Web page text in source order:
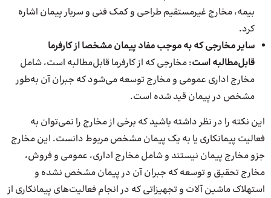
بیمه، مخارج غیرمستقیم طراحی و کمک فنی و سربار پیمان اشاره
کرد.
سایر مخارجی که به موجب مفاد پیمان مشخصا از کارفرما
قابل‌مطالبه است: مخارجی که از کارفرما قابل‌مطالبه است، شامل
مخارج اداری عمومی و مخارج توسعه می‌شود که جبران آن به‌طور
مشخص در پیمان قید شده است.
این نکته را در نظر داشته باشید که برخی از مخارج را نمی‌توان به
فعالیت پیمانکاری یا به یک پیمان مشخص مربوط دانست. این مخارج
جزو مخارج پیمان نیستند و شامل مخارج اداری، عمومی و فروش،
مخارج تحقیق و توسعه که جبران آن در پیمان مشخص نشده و
استهلاک ماشین آلات و تجهیزاتی که در انجام فعالیت‌های پیمانکاری از